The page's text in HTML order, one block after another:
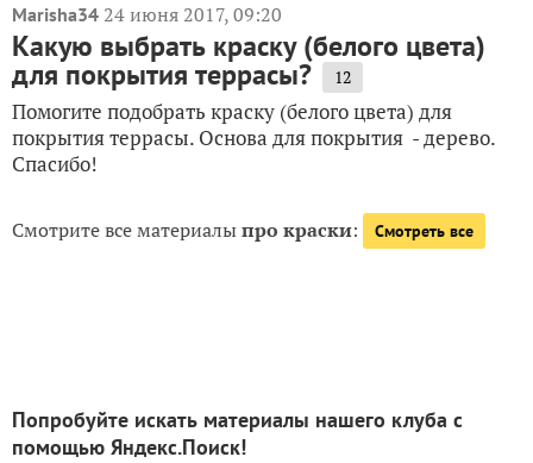
Marisha34 24 июня 2017, 09:20
Какую выбрать краску (белого цвета)
для покрытия террасы? 12
Помогите подобрать краску (белого цвета) для
покрытия террасы. Основа для покрытия - дерево.
Спасибо!
Смотрите все материалыпро краски: Смотреть все
Попробуйте искать материалы нашего клуба с
помощью Яндекс.Поиск!